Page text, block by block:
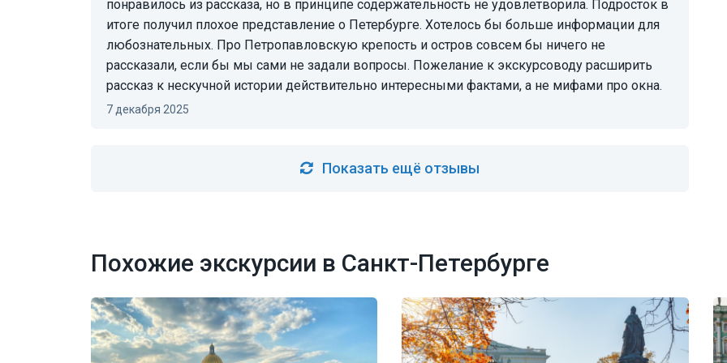
понравилось из рассказа, но в принципе содержательность не удовлетворила. Подросток в
итоге получил плохое представление о Петербурге. Хотелось бы больше информации для
любознательных. Про Петропавловскую крепость и остров совсем бы ничего не
рассказали, если бы мы сами не задали вопросы. Пожелание к экскурсоводу расширить
рассказ к нескучной истории действительно интересными фактами, а не мифами про окна.
7 декабря 2025
Показать ещё отзывы
Похожие экскурсии в Санкт-Петербурге